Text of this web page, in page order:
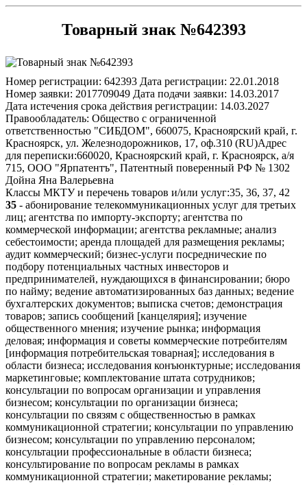
Товарный знак №642393
Номер регистрации: 642393 Дата регистрации: 22.01.2018
Номер заявки: 2017709049 Дата подачи заявки: 14.03.2017
Дата истечения срока действия регистрации: 14.03.2027
Правообладатель: Общество с ограниченной
ответственностью "СИБДОМ", 660075, Красноярский край, г.
Красноярск, ул. Железнодорожников, 17, оф.310 (RU)Адрес
для переписки:660020, Красноярский край, г. Красноярск, а/я
715, ООО "Ярпатентъ", Патентный поверенный РФ № 1302
Дойна Яна Валерьевна
Классы МКТУ и перечень товаров и/или услуг:35, 36, 37, 42
35 - абонирование телекоммуникационных услуг для третьих
лиц; агентства по импорту-экспорту; агентства по
коммерческой информации; агентства рекламные; анализ
себестоимости; аренда площадей для размещения рекламы;
аудит коммерческий; бизнес-услуги посреднические по
подбору потенциальных частных инвесторов и
предпринимателей, нуждающихся в финансировании; бюро
по найму; ведение автоматизированных баз данных; ведение
бухгалтерских документов; выписка счетов; демонстрация
товаров; запись сообщений [канцелярия]; изучение
общественного мнения; изучение рынка; информация
деловая; информация и советы коммерческие потребителям
[информация потребительская товарная]; исследования в
области бизнеса; исследования конъюнктурные; исследования
маркетинговые; комплектование штата сотрудников;
консультации по вопросам организации и управления
бизнесом; консультации по организации бизнеса;
консультации по связям с общественностью в рамках
коммуникационной стратегии; консультации по управлению
бизнесом; консультации по управлению персоналом;
консультации профессиональные в области бизнеса;
консультирование по вопросам рекламы в рамках
коммуникационной стратегии; макетирование рекламы;